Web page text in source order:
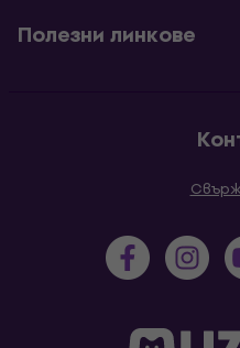
Полезни линкове